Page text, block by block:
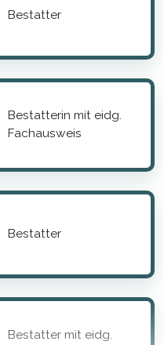
Bestatter
Bestatterin mit eidg.
Fachausweis
Bestatter
Bestatter mit eidg.